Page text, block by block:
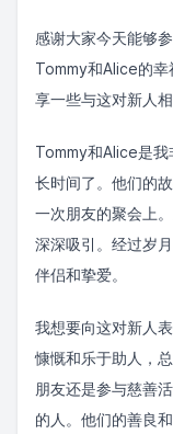
感谢大家今天能够
Tommy和Alice的
享一些与这对新人
Tommy和Alice是我
长时间了。他们的
一次朋友的聚会上
深深吸引。经过岁
伴侣和挚爱。
我想要向这对新人
慷慨和乐于助人，
朋友还是参与慈善
的人。他们的善良